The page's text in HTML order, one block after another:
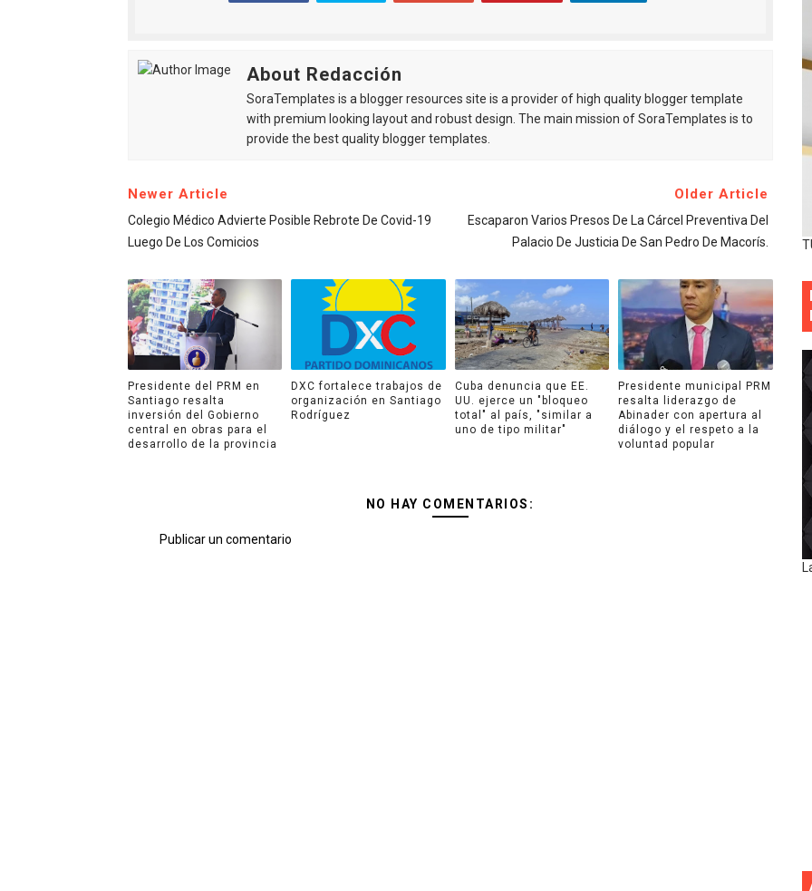
About Redacción
SoraTemplates is a blogger resources site is a provider of high quality blogger template
with premium looking layout and robust design. The main mission of SoraTemplates is to
provide the best quality blogger templates.
Newer Article
Colegio Médico Advierte Posible Rebrote De Covid-19
Luego De Los Comicios
Older Article
Escaparon Varios Presos De La Cárcel Preventiva Del
Palacio De Justicia De San Pedro De Macorís.
Presidente del PRM en
Santiago resalta
inversión del Gobierno
central en obras para el
desarrollo de la provincia
DXC fortalece trabajos de
organización en Santiago
Rodríguez
Cuba denuncia que EE.
UU. ejerce un "bloqueo
total" al país, "similar a
uno de tipo militar"
Presidente municipal PRM
resalta liderazgo de
Abinader con apertura al
diálogo y el respeto a la
voluntad popular
NO HAY COMENTARIOS:
Publicar un comentario